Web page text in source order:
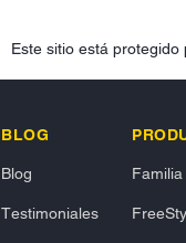
Este sitio está protegido
BLOG
Blog
Testimoniales